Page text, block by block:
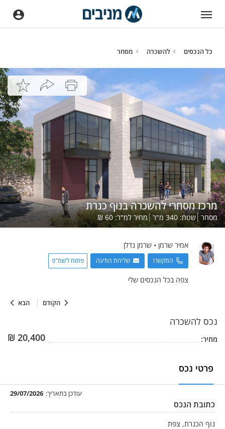
כל הנכסים להשכרה מסחר
הקודם הבא
מרכז מסחרי להשכרה בנוף כנרת
מסחר שטח:340מ"ר מחיר למ"ר:60
₪
אמיר שרמן • שרמן נדלן
התקשרו שליחת הודעה פתוח לשת"פ
צפה בכל הנכסים שלי
נכס להשכרה
מחיר: 20,400
₪
פרטי נכס
עודכן בתאריך: 29/07/2026
כתובת הנכס
נוף הכנרת, צפת